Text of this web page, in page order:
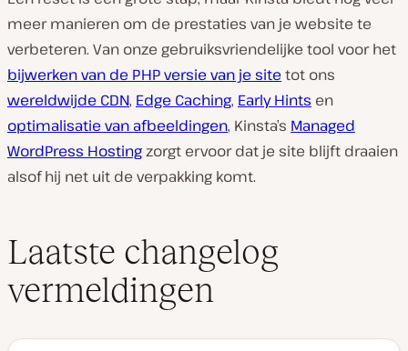
meer manieren om de prestaties van je website te
verbeteren. Van onze gebruiksvriendelijke tool voor het
bijwerken van de PHP versie van je site tot ons
wereldwijde CDN, Edge Caching, Early Hints en
optimalisatie van afbeeldingen, Kinsta’s Managed
WordPress Hostingzorgt ervoor dat je site blijft draaien
alsof hij net uit de verpakking komt.
Laatste changelog
vermeldingen